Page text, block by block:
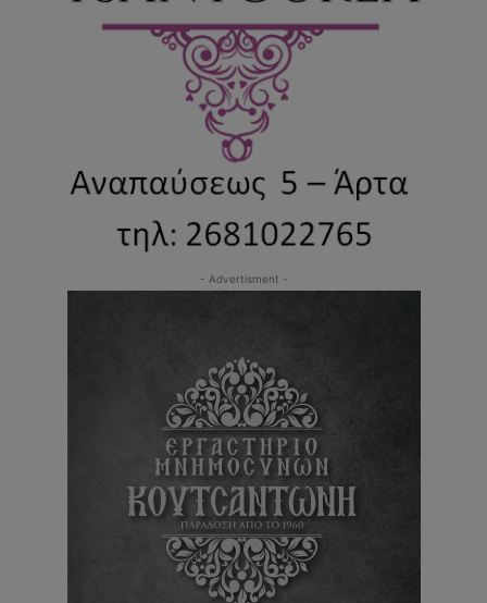
- Advertisment -